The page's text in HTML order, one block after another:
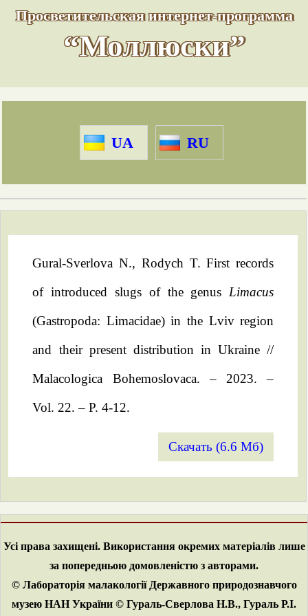
Просветительская интернет-программа
“Моллюски”
UA RU
Gural-Sverlova N., Rodych T. First records
of introduced slugs of the genus Limacus
(Gastropoda: Limacidae) in the Lviv region
and their present distribution in Ukraine //
Malacologica Bohemoslovaca. – 2023. –
Vol. 22. – P. 4-12.
Скачать (6.6 Мб)
Усі права захищені. Використання окремих матеріалів лише
за попередньою домовленістю з авторами.
© Лабораторія малакології Державного природознавчого
музею НАН України © Гураль-Сверлова Н.В., Гураль Р.І.